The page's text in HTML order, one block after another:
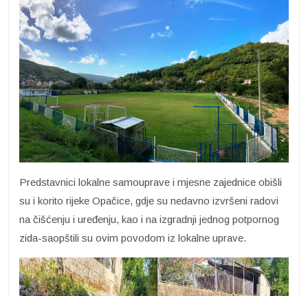
Predstavnici lokalne samouprave i mjesne zajednice obišli
su i korito rijeke Opačice, gdje su nedavno izvršeni radovi
na čišćenju i uređenju, kao i na izgradnji jednog potpornog
zida-saopštili su ovim povodom iz lokalne uprave.